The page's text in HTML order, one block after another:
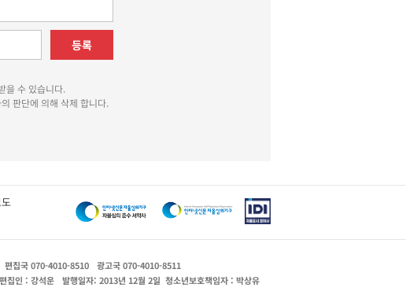
등록
을 수 있습니다.
판단에 의해 삭제 합니다.
편집국 070-4010-8510
광고국 070-4010-8511
집인 : 강석운 발행일자: 2013년 12월 2일 청소년보호책임자 : 박상유